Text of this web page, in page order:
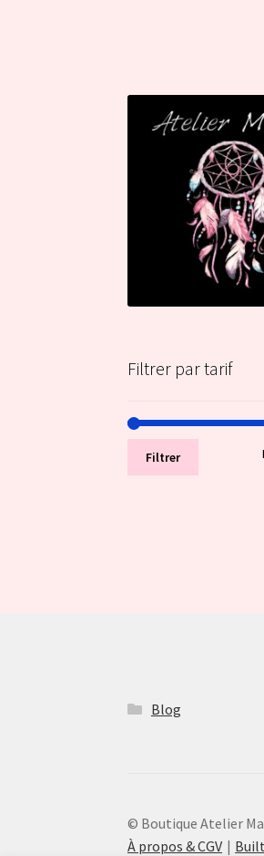
Filtrer par tarif
Filtrer
Blog
© Boutique Atelier
À propos & CGV